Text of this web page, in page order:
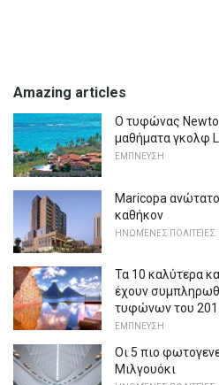
Amazing articles
Ο τυφώνας
μαθήματα γκολφ
ΕΜΠΝΕΥΣΗ
Maricopa ανώτατο
καθήκον
ΗΝΩΜΈΝΕΣ ΠΟΛΙΤΕΊΕΣ
Τα 10 καλύτερα
έχουν
τυφώνων του
ΕΜΠΝΕΥΣΗ
Οι 5 πιο
Μιλγουόκι